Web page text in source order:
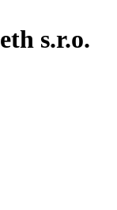
s.r.o.